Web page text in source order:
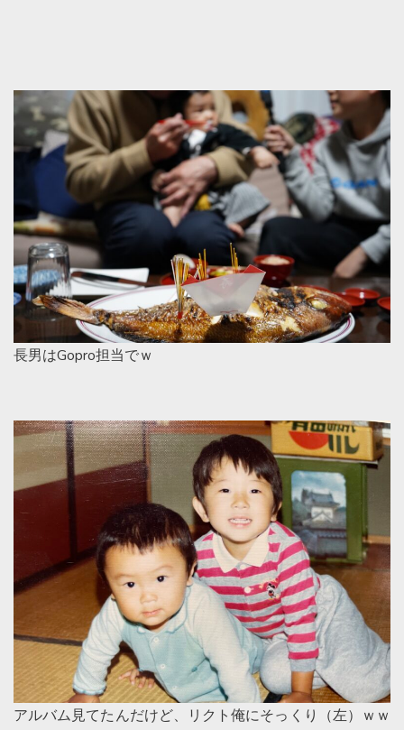
長男はGopro担当でｗ
アルバム見てたんだけど、リクト俺にそっくり（左）ｗｗ